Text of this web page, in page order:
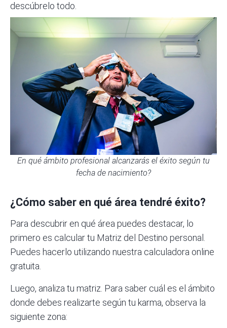
descúbrelo todo.
En qué ámbito profesional alcanzarás el éxito según tu
fecha de nacimiento?
¿Cómo saber en qué área tendré éxito?
Para descubrir en qué área puedes destacar, lo
primero es calcular tu Matriz del Destino personal.
Puedes hacerlo utilizando nuestra calculadora online
gratuita.
Luego, analiza tu matriz. Para saber cuál es el ámbito
donde debes realizarte según tu karma, observa la
siguiente zona: